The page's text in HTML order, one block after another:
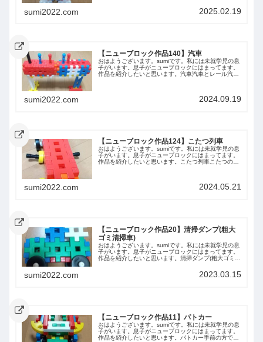
sumi2022.com 2025.02.19
【ニューブロック作品140】汽車
おはようございます。sumiです。私には未就学児の息
子がいます。息子がニューブロックにはまってます。
作品を紹介したいと思います。汽車汽車とレール汽車
sumi2022.com 2024.09.19
【ニューブロック作品124】こたつ列車
おはようございます。sumiです。私には未就学児の息
子がいます。息子がニューブロックにはまってます。
作品を紹介したいと思います。こたつ列車こたつの電
sumi2022.com 2024.05.21
【ニューブロック作品20】清掃ダンプ(粗大
ゴミ清掃車)
おはようございます。sumiです。私には未就学児の息
子がいます。息子がニューブロックにはまってます。
作品を紹介したいと思います。清掃ダンプ(粗大ゴミ清
子が作った清掃ダンプ(粗大ゴミ清掃車)を...
sumi2022.com 2023.03.15
【ニューブロック作品11】パトカー
おはようございます。sumiです。私には未就学児の息
子がいます。息子がニューブロックにはまってます。
作品を紹介したいと思います。パトカー手前の方です